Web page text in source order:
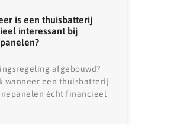
is een thuisbatterij
interessant bij
afgebouwd?
wanneer een thuisbatterij
écht financieel